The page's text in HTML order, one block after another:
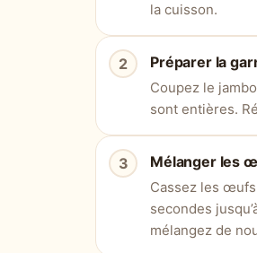
la cuisson.
Préparer la
Coupez le
sont entières.
Mélanger les
Cassez les
secondes
mélangez de